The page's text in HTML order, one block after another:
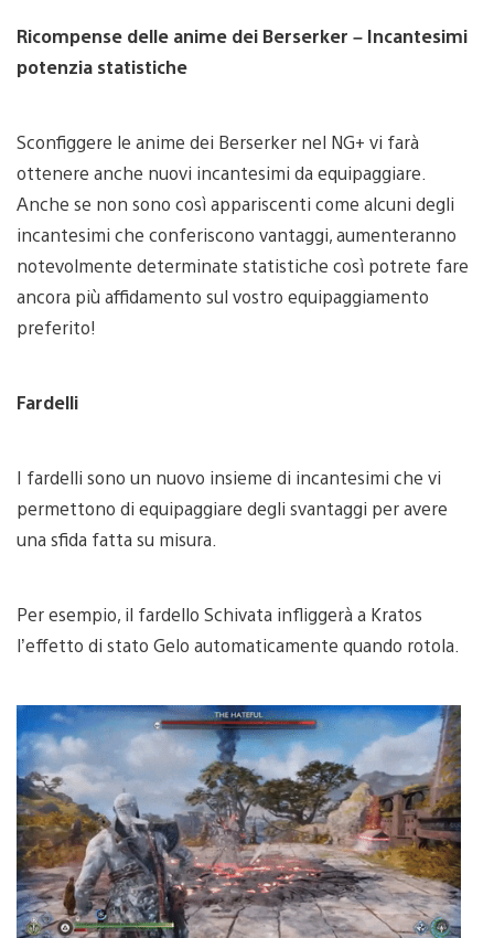
Ricompense delle anime dei Berserker – Incantesimi
potenzia statistiche
Sconfiggere le anime dei Berserker nel NG+ vi farà
ottenere anche nuovi incantesimi da equipaggiare.
Anche se non sono così appariscenti come alcuni degli
incantesimi che conferiscono vantaggi, aumenteranno
notevolmente determinate statistiche così potrete fare
ancora più affidamento sul vostro equipaggiamento
preferito!
Fardelli
I fardelli sono un nuovo insieme di incantesimi che vi
permettono di equipaggiare degli svantaggi per avere
una sfida fatta su misura.
Per esempio, il fardello Schivata infliggerà a Kratos
l’effetto di stato Gelo automaticamente quando rotola.